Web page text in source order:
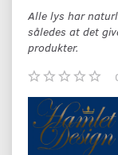
Alle lys har
således at det
produkter.